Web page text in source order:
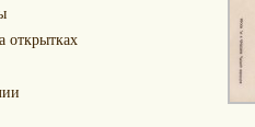
открытках